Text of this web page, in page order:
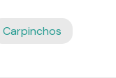
Carpinchos